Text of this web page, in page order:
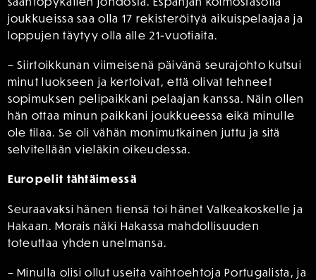
joukkueissa saa olla 17 rekisteröityä aikuispelaajaa ja
loppujen täytyy olla alle 21-vuotiaita.
– Siirtoikkunan viimeisenä päivänä seurajohto kutsui
minut luokseen ja kertoivat, että olivat tehneet
sopimuksen pelipaikkani pelaajan kanssa. Näin ollen
hän ottaa minun paikkani joukkueessa eikä minulle
ole tilaa. Se oli vähän monimutkainen juttu ja sitä
selvitellään vieläkin oikeudessa.
Europelit tähtäimessä
Seuraavaksi hänen tiensä toi hänet Valkeakoskelle ja
Hakaan. Morais näki Hakassa mahdollisuuden
toteuttaa yhden unelmansa.
– Minulla olisi ollut useita vaihtoehtoja Portugalista, ja